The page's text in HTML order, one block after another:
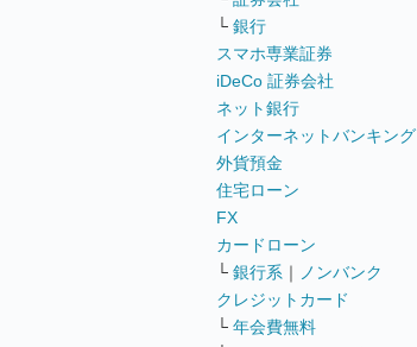
└ 銀行
スマホ専業証券
iDeCo 証券会社
ネット銀行
インターネットバンキング
外貨預金
住宅ローン
FX
カードローン
└ 銀行系 ｜
ノンバンク
クレジットカード
└ 年会費無料